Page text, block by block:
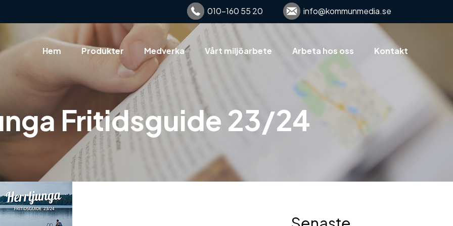
info@kommunmedia.se
010-160 55 20
Hem Produkter Medverka Vårt miljöarbete Arbeta hos oss Kontakt
Fritidsguide 23/24